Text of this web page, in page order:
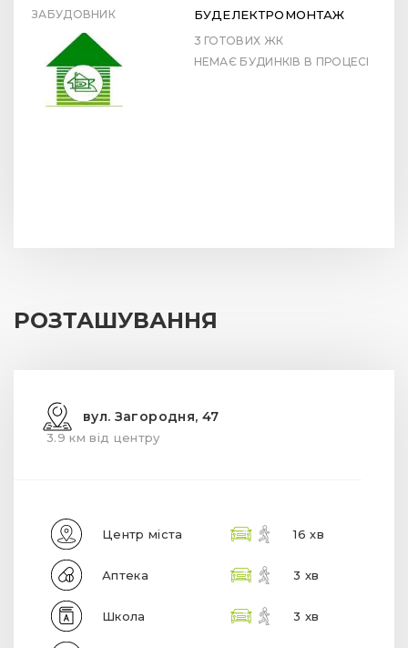
ЗАБУДОВНИК БУДЕЛЕКТРОМОНТАЖ
3 ГОТОВИХ ЖК
НЕМАЄ БУДИНКІВ В ПРОЦЕСІ
РОЗТАШУВАННЯ
вул. Загородня, 47
3.9 км від центру
Центр міста 16 хв
Аптека 3 хв
Школа 3 хв